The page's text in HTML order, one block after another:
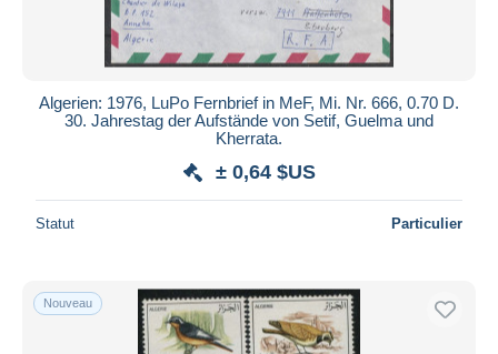
Algerien: 1976, LuPo Fernbrief in MeF, Mi. Nr. 666, 0.70 D.
30. Jahrestag der Aufstände von Setif, Guelma und
Kherrata.
± 0,64 $US
Statut Particulier
Nouveau